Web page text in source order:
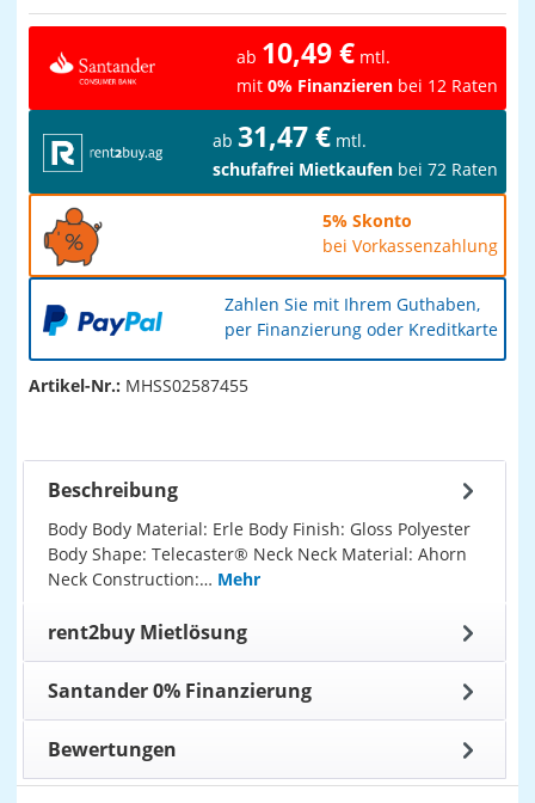
ab 10,49 € mtl.
mit 0% Finanzieren bei 12 Raten
ab 31,47 € mtl.
schufafrei Mietkaufen bei 72 Raten
5% Skonto
bei Vorkassenzahlung
Zahlen Sie mit Ihrem Guthaben,
per Finanzierung oder Kreditkarte
Artikel-Nr.: MHSS02587455
Beschreibung
Body Body Material: Erle Body Finish: Gloss Polyester
Body Shape: Telecaster® Neck Neck Material: Ahorn
Neck Construction:… Mehr
rent2buy Mietlösung
Santander 0% Finanzierung
Bewertungen